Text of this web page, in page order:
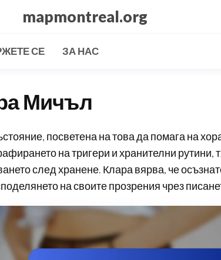
mapmontreal.org
СЕ ЗА НАС
Мичъл
посветена на това да помага на
на тригери и хранителни рутини,
след хранене. Клара вярва, че
на своите прозрения чрез